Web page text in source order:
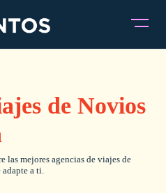
de Novios
las mejores agencias de viajes de
adapte a ti.